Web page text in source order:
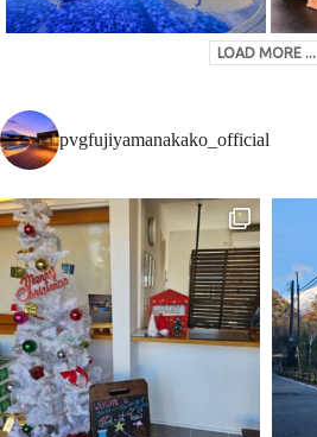
LOAD MORE ...
pvgfujiyamanakako_official